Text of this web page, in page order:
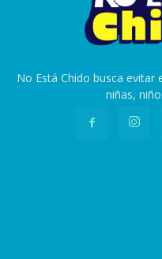
No Está Chido busca
niñas,